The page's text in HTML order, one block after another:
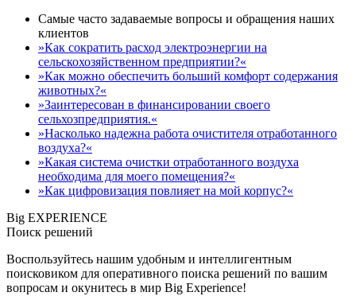
Самые часто задаваемые вопросы и обращения наших
клиентов
»Как сократить расход электроэнергии на
сельскохозяйственном предприятии?«
»Как можно обеспечить больший комфорт содержания
животных?«
»Заинтересован в финансировании своего
сельхозпредприятия.«
»Насколько надежна работа очистителя отработанного
воздуха?«
»Какая система очистки отработанного воздуха
необходима для моего помещения?«
»Как цифровизация повлияет на мой корпус?«
Big EXPERIENCE
Поиск решений
Воспользуйтесь нашим удобным и интеллигентным
поисковиком для оперативного поиска решений по вашим
вопросам и окунитесь в мир Big Experience!